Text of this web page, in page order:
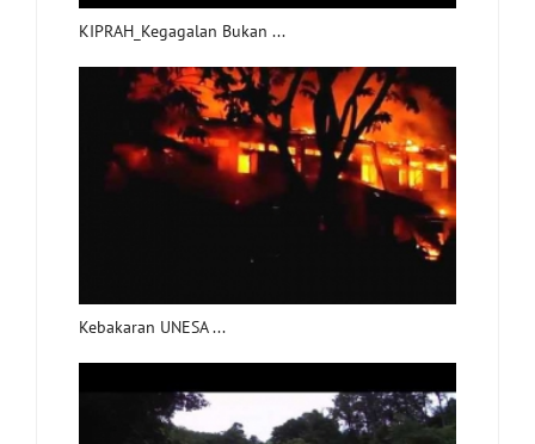
KIPRAH_Kegagalan Bukan ...
Kebakaran UNESA ...